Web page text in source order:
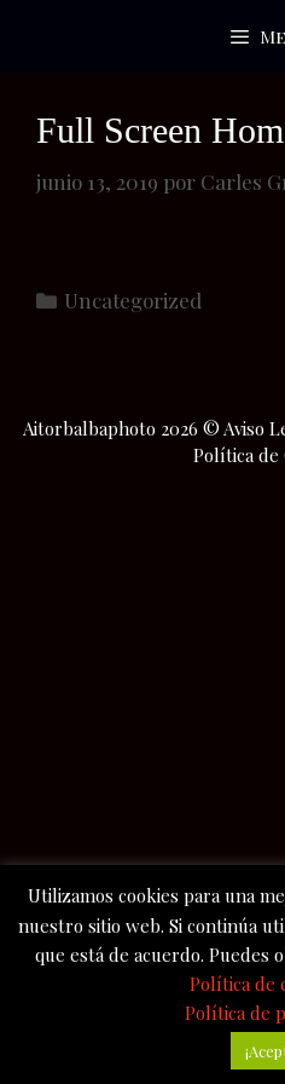
Full Screen
junio 13, 2019 por Carles
Categorías
Uncategorized
Aitorbalbaphoto 2026 © Aviso
Política de
Utilizamos cookies para una
nuestro sitio web. Si continúa
que está de acuerdo. Puedes
Política de
Política de